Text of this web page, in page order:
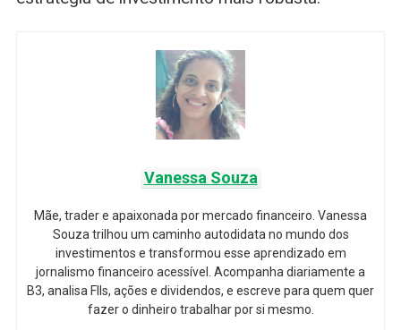
Vanessa Souza
Mãe, trader e apaixonada por mercado financeiro. Vanessa
Souza trilhou um caminho autodidata no mundo dos
investimentos e transformou esse aprendizado em
jornalismo financeiro acessível. Acompanha diariamente a
B3, analisa FIIs, ações e dividendos, e escreve para quem quer
fazer o dinheiro trabalhar por si mesmo.